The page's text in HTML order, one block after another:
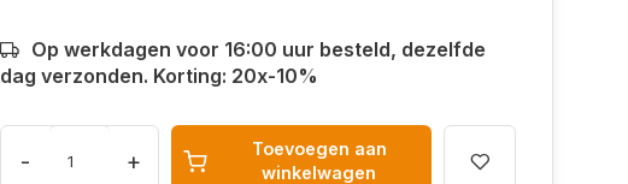
Op werkdagen voor 16:00 uur besteld, dezelfde
dag verzonden. Korting: 20x-10%
- +
Toevoegen aan
winkelwagen